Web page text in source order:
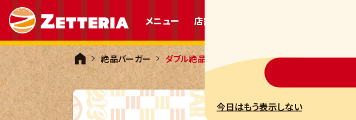
メニュー 店舗情報
今日はもう表示しない
絶品バーガー ダブル絶品チーズバーガー